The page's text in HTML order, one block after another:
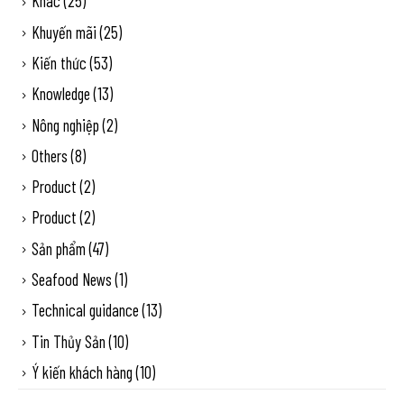
Khuyến mãi(25)
Kiến thức(53)
Knowledge(13)
Nông nghiệp(2)
Others(8)
Product(2)
Product(2)
Sản phẩm(47)
Seafood News(1)
Technical guidance(13)
Tin Thủy Sản(10)
Ý kiến khách hàng(10)